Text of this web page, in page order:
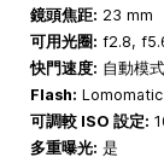
鏡頭焦距: 23 mm
可用光圈: f2.8,
快門速度: 自動模
Flash: Lomomatic
可調較 ISO 設定:
多重曝光: 是